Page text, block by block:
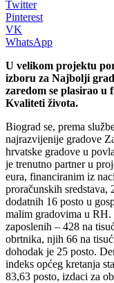
Twitter
Pinterest
VK
WhatsApp
U velikom projektu
izboru za Najbolji
zaredom se plasirao u
Kvaliteti života.
Biograd se, prema
najrazvijenije gradove
hrvatske gradove u
je trenutno partner u
eura, financiranim iz
proračunskih sredstava,
dodatnih 16 posto u
malim gradovima u
zaposlenih – 428 na
obrtnika, njih 66 na
dohodak je 25 posto.
indeks općeg kretanja
83,63 posto, izdaci za